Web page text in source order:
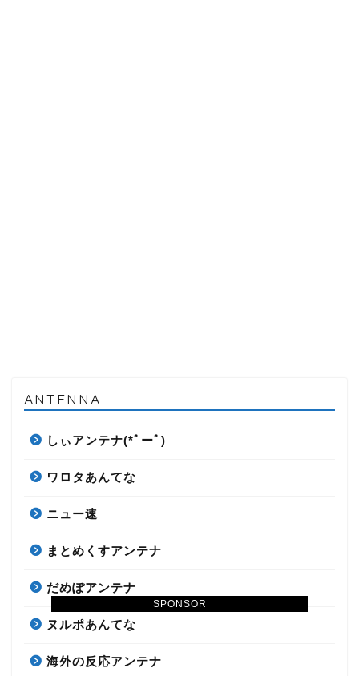
SPONSOR
ANTENNA
しぃアンテナ(*ﾟーﾟ)
ワロタあんてな
ニュー速
まとめくすアンテナ
だめぽアンテナ
ヌルポあんてな
海外の反応アンテナ